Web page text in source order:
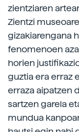
zientziaren
Zientzi
gizakiarengana
fenomenoen
horien
guztia era erraz
erraza aipatzen
sartzen garela
mundua